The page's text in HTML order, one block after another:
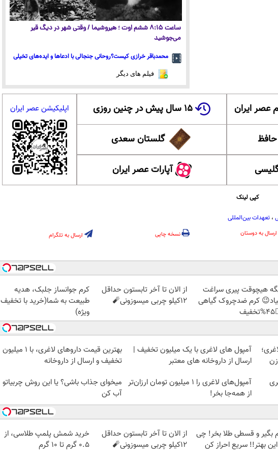
ساعت ۸:۱۵ ششم اوت ؛ هیروشیما / وقتی شهر در دیگ قیر
می‌جوشید
محمدباقر خرازی کیست؟روحانی جنجالی با ادعاها و ایده‌های تخیلی
فیلم های دیگر
عصر ایران ۱۵ سال پیش در چنین روزی
حافظ گلستان سعدی
آپارات عصر ایران
اپلیکیشن عصر ایران
کپی لینک
، تعهدات بین‌المللی
ارسال به دوستان نسخه چاپی ارسال به تلگرام
هیچوقت پیری سراغت
کرم ضدچروک گیاهی
از الان تا آخر تابستون حداقل
12کیلو چربی میسوزونی🧨
کرم جوانساز جلبک، هدیه
طبیعت به شما(خرید با تخفیف
ویژه)
آمپول های لاغری با یک میلیون تخفیف |
ارسال از داروخانه های معتبر
بهترین قیمت داروهای لاغری، با ۱ میلیون
تخفیف و ارسال از داروخانه‌
آمپول‌های لاغری را ۱ میلیون تومان ارزان‌تر
از همه‌جا بخر!
میخوای جذاب باشی؟ یا این روش چربیاتو
آب کن
بگیر و قسطی طلا بخر! چی
این بهتر!! سریع احراز کن
از الان تا آخر تابستون حداقل
12کیلو چربی میسوزونی🧨
خرید شمش پلمپ طلاسی، از
۰.۵ گرم تا ۱۰ گرم